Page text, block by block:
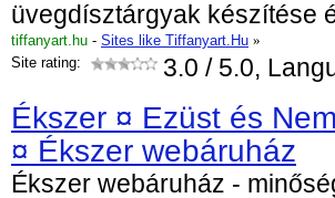
üvegdísztárgyak készítése
tiffanyart.hu - Sites like Tiffanyart.Hu »
Site rating:
3.0 / 5.0,
Ékszer ¤ Ezüst és
¤ Ékszer webáruház
Ékszer webáruház -